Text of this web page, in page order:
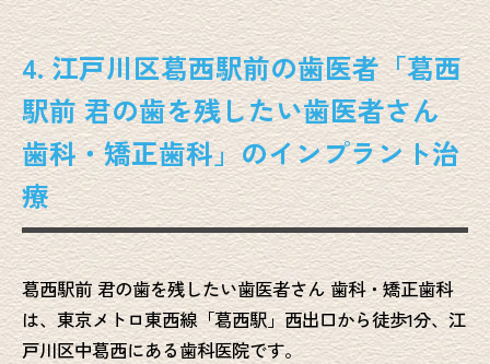
4. 江戸川区葛西駅前の歯医者「葛西
駅前 君の歯を残したい歯医者さん
歯科・矯正歯科」のインプラント治
療
葛西駅前 君の歯を残したい歯医者さん 歯科・矯正歯科
は、東京メトロ東西線「葛西駅」西出口から徒歩1分、江
戸川区中葛西にある歯科医院です。